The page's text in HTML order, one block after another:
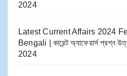
2024
Latest Current Affairs 2024
Bengali | কারেন্ট অ্যাফেয়ার্স প্রশ্ন
2024